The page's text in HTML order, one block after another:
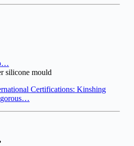
silicone mould
Certifications: Kinshing